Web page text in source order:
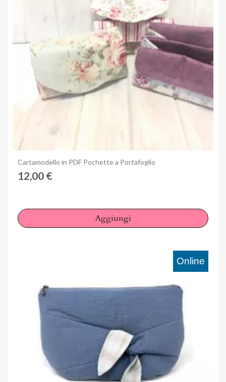
Anteprima
Cartamodello in PDF Pochette a Portafoglio
12,00 €
Aggiungi
Online